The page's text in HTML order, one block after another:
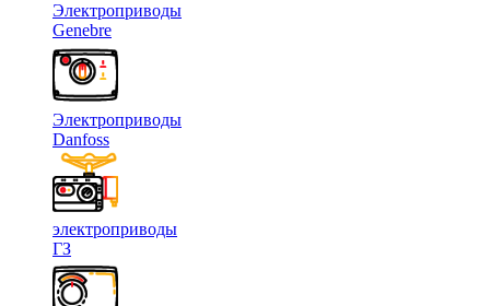
Электроприводы
Genebre
Электроприводы
Danfoss
электроприводы
ГЗ